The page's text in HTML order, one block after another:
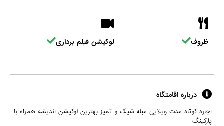
ظروف لوکیشن فیلم برداری
درباره اقامتگاه
اجاره کوتاه مدت ویلایی مبله شیک و تمیز بهترین لوکیشن اندیشه همراه با
پارکینگ